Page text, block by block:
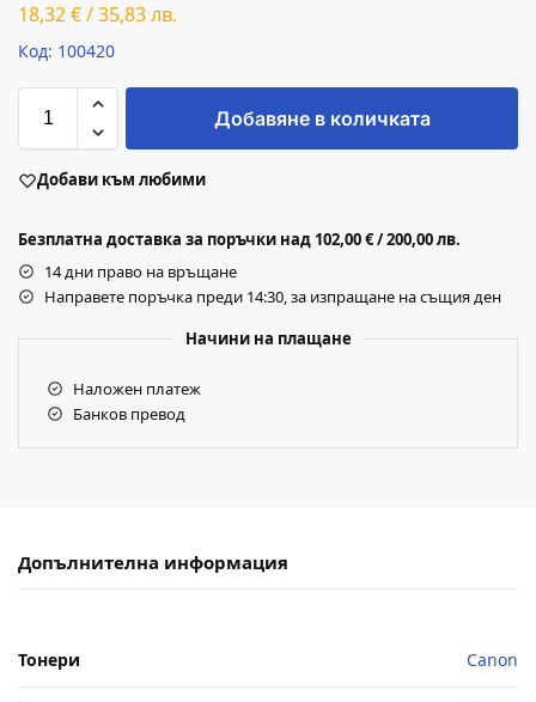
18,32€/35,83лв.
Код: 100420
Добавяне в количката
Добави към любими
Безплатна доставка за поръчки над 102,00 € / 200,00 лв.
14 дни право на връщане
Направете поръчка преди 14:30, за изпращане на същия ден
Начини на плащане
Наложен платеж
Банков превод
Допълнителна информация
Тонери Canon